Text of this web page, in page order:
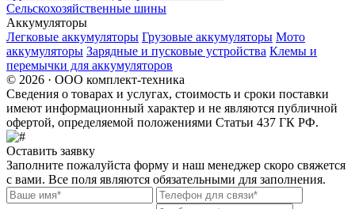
Сельскохозяйственные шины
Аккумуляторы
Легковые аккумуляторы Грузовые аккумуляторы Мото
аккумуляторы Зарядные и пусковые устройства Клемы и
перемычки для аккумуляторов
© 2026 · ООО комплект-техника
Сведения о товарах и услугах, стоимость и сроки поставки
имеют информационный характер и не являются публичной
офертой, определяемой положениями Статьи 437 ГК РФ.
Оставить заявку
Заполните пожалуйста форму и наш менеджер скоро свяжется
с вами. Все поля являются обязательными для заполнения.